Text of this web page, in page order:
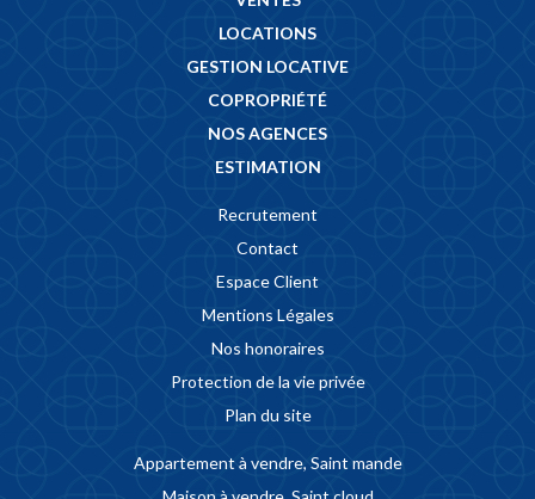
LOCATIONS
GESTION LOCATIVE
COPROPRIÉTÉ
NOS AGENCES
ESTIMATION
Recrutement
Contact
Espace Client
Mentions Légales
Nos honoraires
Protection de la vie privée
Plan du site
Appartement à vendre, Saint mande